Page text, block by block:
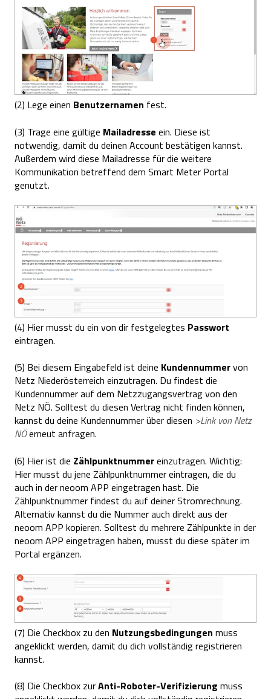
(2) Lege einen Benutzernamen fest.
(3) Trage eine gültige Mailadresse ein. Diese ist
notwendig, damit du deinen Account bestätigen kannst.
Außerdem wird diese Mailadresse für die weitere
Kommunikation betreffend dem Smart Meter Portal
genutzt.
(4) Hier musst du ein von dir festgelegtes Passwort
eintragen.
(5) Bei diesem Eingabefeld ist deine Kundennummervon
Netz Niederösterreich einzutragen. Du findest die
Kundennummer auf dem Netzzugangsvertrag von den
Netz NÖ. Solltest du diesen Vertrag nicht finden können,
kannst du deine Kundennummer über diesen >Link von Netz
NÖerneut anfragen.
(6) Hier ist die Zählpunktnummereinzutragen. Wichtig:
Hier musst du jene Zählpunktnummer eintragen, die du
auch in der neoom APP eingetragen hast. Die
Zählpunktnummer findest du auf deiner Stromrechnung.
Alternativ kannst du die Nummer auch direkt aus der
neoom APP kopieren. Solltest du mehrere Zählpunkte in der
neoom APP eingetragen haben, musst du diese später im
Portal ergänzen.
(7) Die Checkbox zu den Nutzungsbedingungen muss
angeklickt werden, damit du dich vollständig registrieren
kannst.
(8) Die Checkbox zurAnti-Roboter-Verifizierung muss